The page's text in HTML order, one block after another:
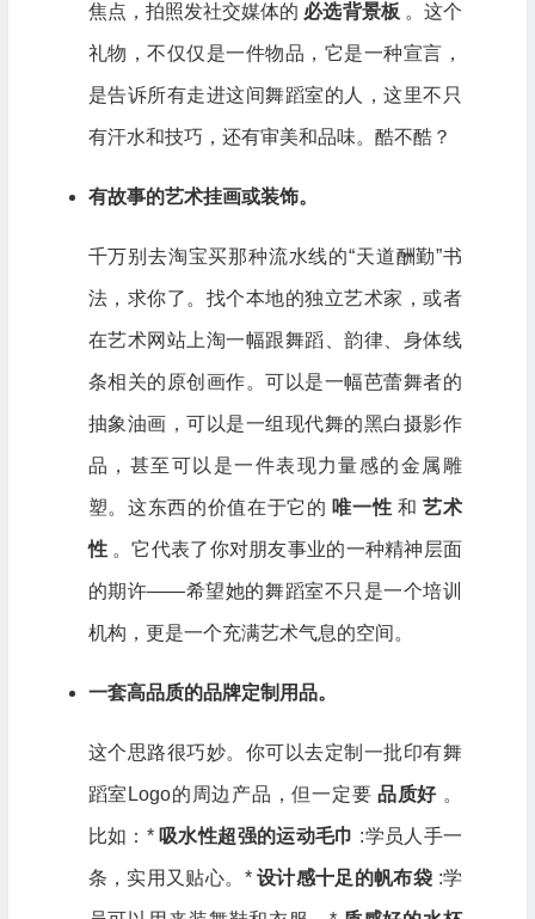
焦点，拍照发社交媒体的 必选背景板 。这个
礼物，不仅仅是一件物品，它是一种宣言，
是告诉所有走进这间舞蹈室的人，这里不只
有汗水和技巧，还有审美和品味。酷不酷？
有故事的艺术挂画或装饰。
千万别去淘宝买那种流水线的“天道酬勤”书
法，求你了。找个本地的独立艺术家，或者
在艺术网站上淘一幅跟舞蹈、韵律、身体线
条相关的原创画作。可以是一幅芭蕾舞者的
抽象油画，可以是一组现代舞的黑白摄影作
品，甚至可以是一件表现力量感的金属雕
塑。这东西的价值在于它的 唯一性 和艺术
性 。它代表了你对朋友事业的一种精神层面
的期许——希望她的舞蹈室不只是一个培训
机构，更是一个充满艺术气息的空间。
一套高品质的品牌定制用品。
这个思路很巧妙。你可以去定制一批印有舞
蹈室Logo的周边产品，但一定要 品质好 。
比如：* 吸水性超强的运动毛巾 :学员人手一
条，实用又贴心。* 设计感十足的帆布袋 :学